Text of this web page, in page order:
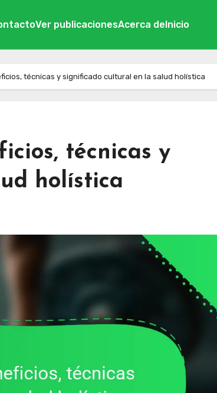
Ver publicacionesAcerca deInicio
técnicas y significado cultural en la salud holística
técnicas y
holística